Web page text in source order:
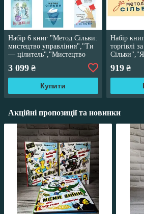
Набір 6 книг "Метод Сільви:
мистецтво управління","Ти
— цілитель","Мистецтво
торгівлі за методом Сільви"
3 099 ₴
Купити
Набір
торгівлі
Джо
919₴
Акційні пропозиції та новинки